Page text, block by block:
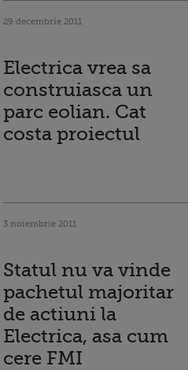
29 decembrie 2011
Electrica vrea sa
construiasca un
parc eolian. Cat
costa proiectul
3 noiembrie 2011
Statul nu va vinde
pachetul majoritar
de actiuni la
Electrica, asa cum
cere FMI